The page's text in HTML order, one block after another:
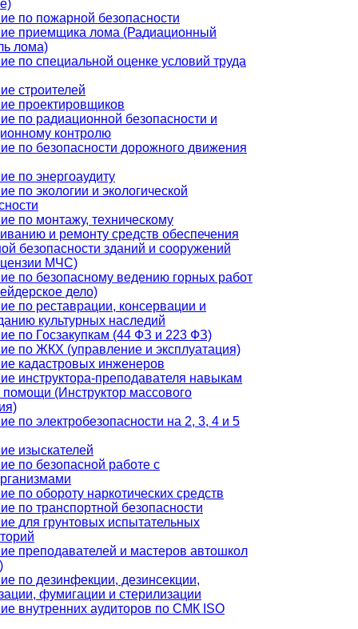
по пожарной безопасности
приемщика лома (Радиационный
лома)
по специальной оценке условий труда
строителей
проектировщиков
по радиационной безопасности и
контролю
по безопасности дорожного движения
по энергоаудиту
по экологии и экологической
по монтажу, техническому
и ремонту средств обеспечения
безопасности зданий и сооружений
МЧС)
по безопасному ведению горных работ
дело)
по реставрации, консервации и
культурных наследий
по Госзакупкам (44 ФЗ и 223 ФЗ)
по ЖКХ (управление и эксплуатация)
кадастровых инженеров
инструктора-преподавателя навыкам
(Инструктор массового
по электробезопасности на 2, 3, 4 и 5
изыскателей
по безопасной работе с
по обороту наркотических средств
по транспортной безопасности
для грунтовых испытательных
преподавателей и мастеров автошкол
по дезинфекции, дезинсекции,
фумигации и стерилизации
внутренних аудиторов по СМК ISO